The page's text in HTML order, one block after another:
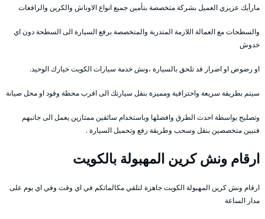
مارأيك عزيزي العميل بشركة متخصصة بتأمين جميع انواع الاوناش والكرين والرافعات
والسطحات مع العمالة اللازمة المتدربة والمتخصصة برفع السيارة الى السطحة دون اي
خدوش
او رضوض او اضرار قد تلحق بالسيارة ،ونش خدمة سيارات الكويت خيارك الوحيد.
سيتم بطريقة سريعة واحترافية ومميزة بنقل سيارتك الى اقرب محطة وقود او محل صيانة
وتصليح بواسطة احدث الطرق وافضلها وباستخدام سائقين ممتازين يعمل الى جانبهم
فنيين متخصصين بنقل وسحب وطريقة رفع وتحميل السيارة .
ارقام ونش كرين المهبولة بالكويت
ارقام ونش كرين المهبولة الكويت جاهزة لتلقي مكالماتكم في اي وقت وفي اي يوم على
مدار الساعة